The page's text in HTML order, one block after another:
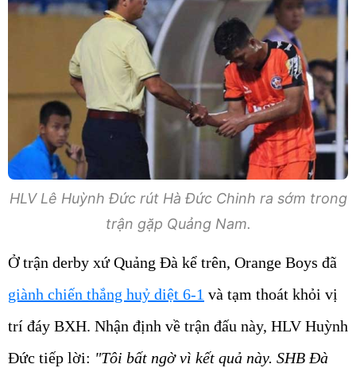
HLV Lê Huỳnh Đức rút Hà Đức Chinh ra sớm trong
trận gặp Quảng Nam.
Ở trận derby xứ Quảng Đà kể trên, Orange Boys đã
giành chiến thắng huỷ diệt 6-1 và tạm thoát khỏi vị
trí đáy BXH. Nhận định về trận đấu này, HLV Huỳnh
Đức tiếp lời: "Tôi bất ngờ vì kết quả này. SHB Đà